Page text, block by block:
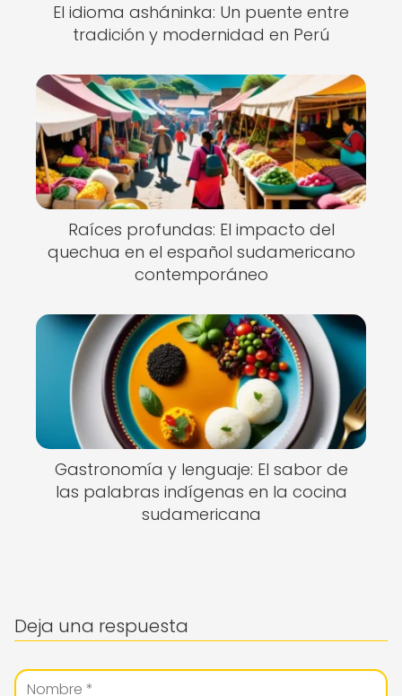
El idioma asháninka: Un puente entre
tradición y modernidad en Perú
Raíces profundas: El impacto del
quechua en el español sudamericano
contemporáneo
Gastronomía y lenguaje: El sabor de
las palabras indígenas en la cocina
sudamericana
Deja una respuesta